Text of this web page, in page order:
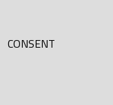
CONSENT